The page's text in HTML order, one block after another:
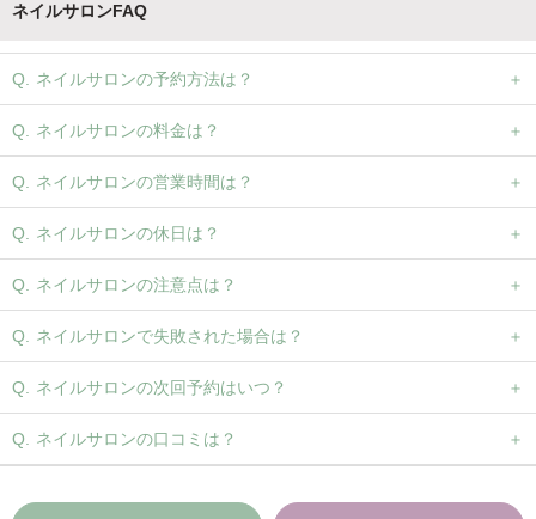
ネイルサロンFAQ
ネイルサロンの予約方法は？
ネイルサロンの料金は？
ネイルサロンの営業時間は？
ネイルサロンの休日は？
ネイルサロンの注意点は？
ネイルサロンで失敗された場合は？
ネイルサロンの次回予約はいつ？
ネイルサロンの口コミは？